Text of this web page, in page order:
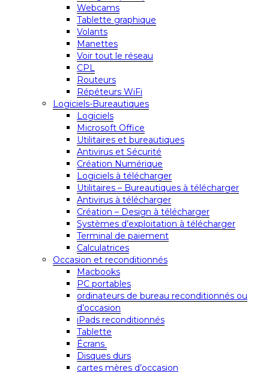
Webcams
Tablette graphique
Volants
Manettes
Voir tout le réseau
CPL
Routeurs
Répéteurs WiFi
Logiciels-Bureautiques
Logiciels
Microsoft Office
Utilitaires et bureautiques
Antivirus et Sécurité
Création Numérique
Logiciels à télécharger
Utilitaires – Bureautiques à télécharger
Antivirus à télécharger
Création – Design à télécharger
Systèmes d’exploitation à télécharger
Terminal de paiement
Calculatrices
Occasion et reconditionnés
Macbooks
PC portables
ordinateurs de bureau reconditionnés ou
d’occasion
iPads reconditionnés
Tablette
Écrans
Disques durs
cartes mères d’occasion